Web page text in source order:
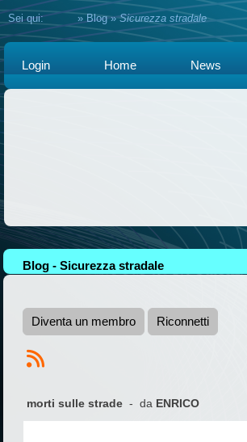
Sei qui:Home »Blog»Sicurezza stradale
Login Home News
Blog - Sicurezza stradale
Diventa un membro Riconnetti
morti sulle strade- da ENRICO